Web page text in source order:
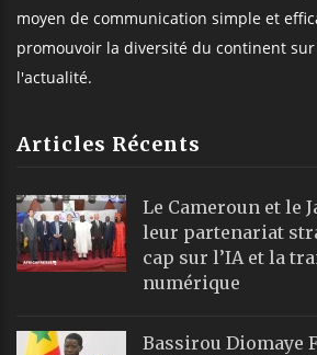
moyen de communication simple et
promouvoir la diversité du continent
l'actualité.
Articles Récents
Le Cameroun et le
leur partenariat
cap sur l’IA et la
numérique
Bassirou Diomaye